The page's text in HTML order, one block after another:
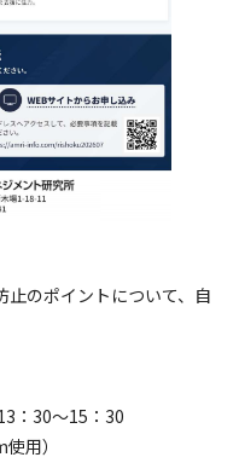
のポイントについて、自
：30～15：30
用）